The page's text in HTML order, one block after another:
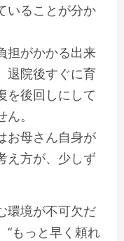
いることが分か
担がかかる出来
退院後すぐに育
を後回しにして
。
お母さん自身が
え方が、少しず
環境が不可欠だ
“もっと早く頼れ